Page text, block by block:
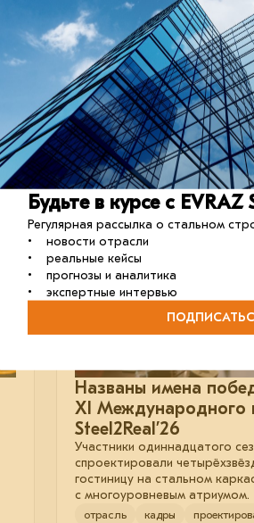
партиях предусмотрены
серогазоочистки, которая
нацпроекта «Экология», поможет
кейсы
03 июня 2026
Названы имена
XI Международного
Steel2Real’26
Участники одиннадцатого
спроектировали
гостиницу на стальном
с многоуровневым атриумом.
отрасль кадры
Будьте в курсе с EVRAZ
Регулярная рассылка о стальном
• новости отрасли
• реальные кейсы
• прогнозы и аналитика
• экспертные интервью